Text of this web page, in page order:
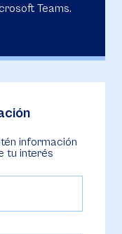
Teams.
información
tu interés